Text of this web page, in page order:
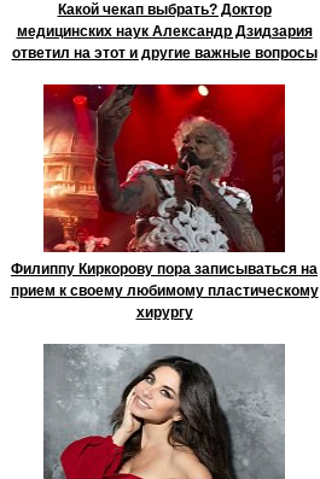
Какой чекап выбрать? Доктор
медицинских наук Александр Дзидзария
ответил на этот и другие важные вопросы
Филиппу Киркорову пора записываться на
прием к своему любимому пластическому
хирургу